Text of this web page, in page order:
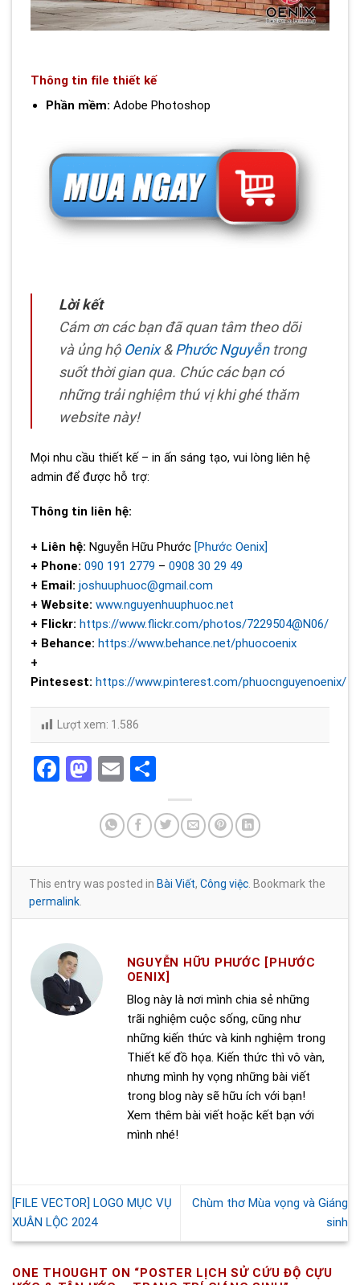
Thông tin file thiết kế
Phần mềm: Adobe Photoshop
Lời kết
Cám ơn các bạn đã quan tâm theo dõi
và ủng hộ Oenix&Phước Nguyễntrong
suốt thời gian qua. Chúc các bạn có
những trải nghiệm thú vị khi ghé thăm
website này!
Mọi nhu cầu thiết kế – in ấn sáng tạo, vui lòng liên hệ
admin để được hỗ trợ:
Thông tin liên hệ:
+ Liên hệ: Nguyễn Hữu Phước [Phước Oenix]
+ Phone: 090 191 2779 – 0908 30 29 49
+ Email: joshuuphuoc@gmail.com
+ Website: www.nguyenhuuphuoc.net
+ Flickr: https://www.flickr.com/photos/7229504@N06/
+ Behance: https://www.behance.net/phuocoenix
+
Pintesest: https://www.pinterest.com/phuocnguyenoenix/
Lượt xem: 1.586
Facebook
Mastodon
EmailShare
This entry was posted in Bài Viết, Công việc . Bookmark the
permalink
NGUYỄN HỮU PHƯỚC [PHƯỚC
OENIX]
Blog này là nơi mình chia sẻ những
trãi nghiệm cuộc sống, cũng như
những kiến thức và kinh nghiệm trong
Thiết kế đồ họa. Kiến thức thì vô vàn,
nhưng mình hy vọng những bài viết
trong blog này sẽ hữu ích với bạn!
Xem thêm bài viết hoặc kết bạn với
mình nhé!
[FILE VECTOR] LOGO MỤC VỤ
XUÂN LỘC 2024
Chùm thơ Mùa vọng và Giáng
sinh
ONE THOUGHT ON “POSTER LỊCH SỬ CỨU ĐỘ CỰU